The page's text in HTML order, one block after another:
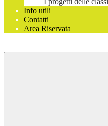
I progetti delle classi
Info utili
Contatti
Area Riservata